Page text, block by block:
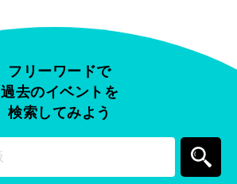
フリーワードで
過去のイベントを
検索してみよう